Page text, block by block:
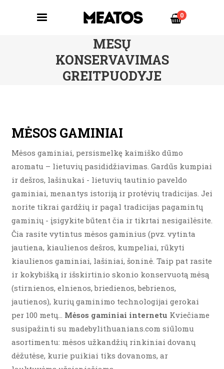
0
MESŲ
KONSERVAVIMAS
GREITPUODYJE
MĖSOS GAMINIAI
Mėsos gaminiai, persismelkę kaimiško dūmo
aromatu – lietuvių pasididžiavimas. Gardūs kumpiai
ir dešros, lašinukai - lietuvių tautinio paveldo
gaminiai, menantys istoriją ir protėvių tradicijas. Jei
norite tikrai gardžių ir pagal tradicijas pagamintų
gaminių - įsigykite būtent čia ir tikrtai nesigailėsite.
Čia rasite vytintus mėsos gaminius (pvz. vytinta
jautiena, kiaulienos dešros, kumpeliai, rūkyti
kiaulienos gaminiai, lašiniai, šoninė. Taip pat rasite
ir kokybišką ir išskirtinio skonio konservuotą mėsą
(stirnienos, elnienos, briedienos, bebrienos,
jautienos), kurių gaminimo technologijai gerokai
per 100 metų… Mėsos gaminiai internetu Kviečiame
susipažinti su madebylithuanians.com siūlomu
asortimentu: mėsos užkandžių rinkiniai dovanų
dėžutėse, kurie puikiai tiks dovanoms, ar